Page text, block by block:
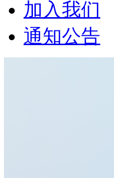
加入我们
通知公告